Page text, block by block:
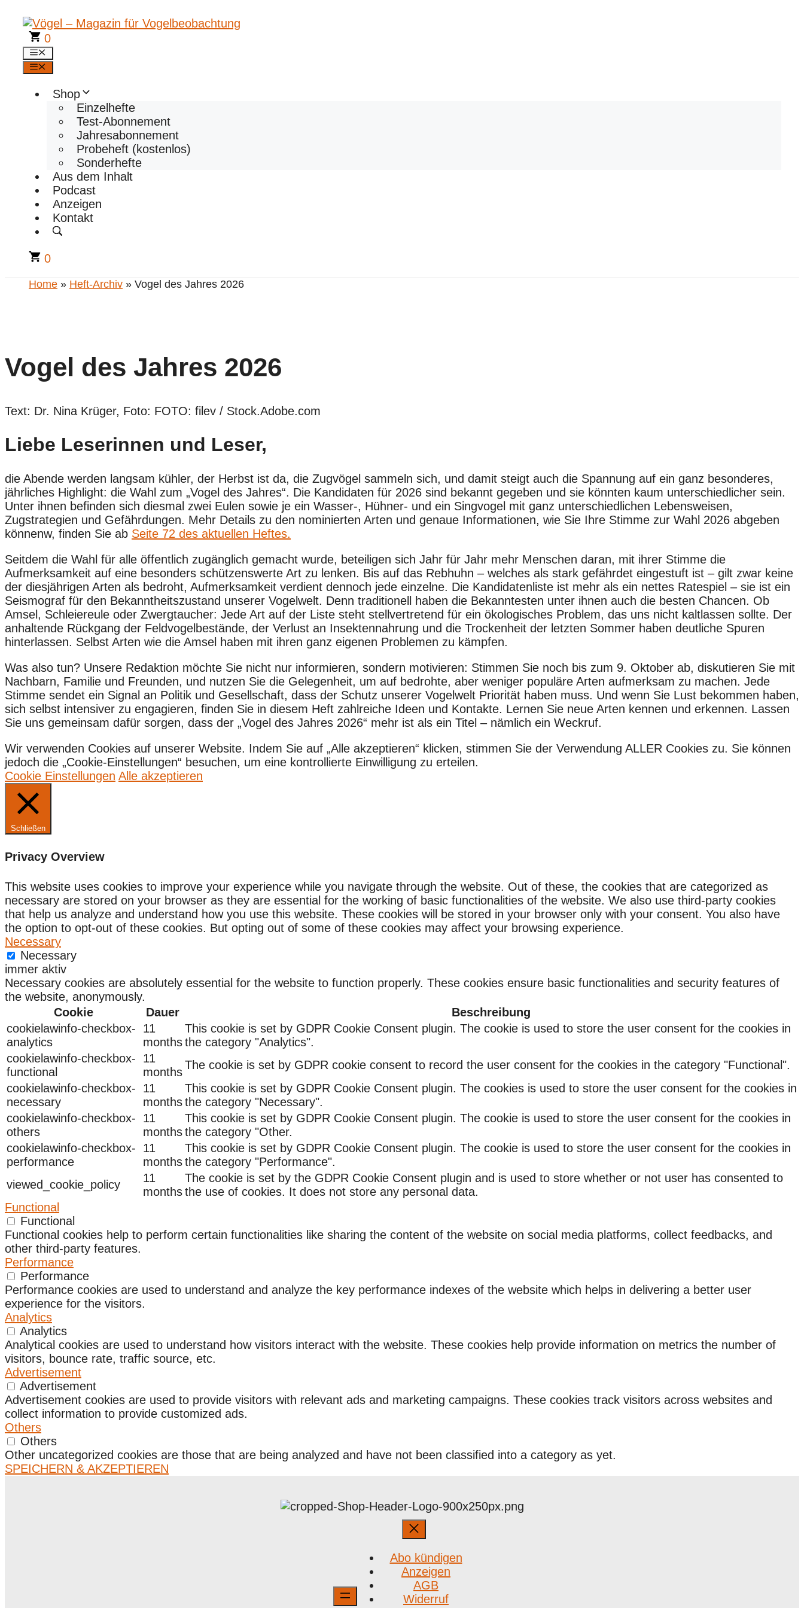
Inhalt
springen
0
Menü
Menü
Shop
Einzelhefte
Test-Abonnement
Jahresabonnement
Probeheft (kostenlos)
Sonderhefte
Aus dem Inhalt
Podcast
Anzeigen
Kontakt
0
Home » Heft-Archiv » Vogel des Jahres 2026
Vogel des Jahres 2026
Text: Dr. Nina Krüger, Foto: FOTO: filev / Stock.Adobe.com
Liebe Leserinnen und Leser,
die Abende werden langsam kühler, der Herbst ist da, die Zugvögel sammeln sich, und damit steigt auch die Spannung auf ein ganz besonderes,
jährliches Highlight: die Wahl zum „Vogel des Jahres“. Die Kandidaten für 2026 sind bekannt gegeben und sie könnten kaum unterschiedlicher sein.
Unter ihnen befinden sich diesmal zwei Eulen sowie je ein Wasser-, Hühner- und ein Singvogel mit ganz unterschiedlichen Lebensweisen,
Zugstrategien und Gefährdungen. Mehr Details zu den nominierten Arten und genaue Informationen, wie Sie Ihre Stimme zur Wahl 2026 abgeben
könnenw, finden Sie ab Seite 72 des aktuellen Heftes.
Seitdem die Wahl für alle öffentlich zugänglich gemacht wurde, beteiligen sich Jahr für Jahr mehr Menschen daran, mit ihrer Stimme die
Aufmerksamkeit auf eine besonders schützenswerte Art zu lenken. Bis auf das Rebhuhn – welches als stark gefährdet eingestuft ist – gilt zwar keine
der diesjährigen Arten als bedroht, Aufmerksamkeit verdient dennoch jede einzelne. Die Kandidatenliste ist mehr als ein nettes Ratespiel – sie ist ein
Seismograf für den Bekanntheitszustand unserer Vogelwelt. Denn traditionell haben die Bekanntesten unter ihnen auch die besten Chancen. Ob
Amsel, Schleiereule oder Zwergtaucher: Jede Art auf der Liste steht stellvertretend für ein ökologisches Problem, das uns nicht kaltlassen sollte. Der
anhaltende Rückgang der Feldvogelbestände, der Verlust an Insektennahrung und die Trockenheit der letzten Sommer haben deutliche Spuren
hinterlassen. Selbst Arten wie die Amsel haben mit ihren ganz eigenen Problemen zu kämpfen.
Was also tun? Unsere Redaktion möchte Sie nicht nur informieren, sondern motivieren: Stimmen Sie noch bis zum 9. Oktober ab, diskutieren Sie mit
Nachbarn, Familie und Freunden, und nutzen Sie die Gelegenheit, um auf bedrohte, aber weniger populäre Arten aufmerksam zu machen. Jede
Stimme sendet ein Signal an Politik und Gesellschaft, dass der Schutz unserer Vogelwelt Priorität haben muss. Und wenn Sie Lust bekommen haben,
sich selbst intensiver zu engagieren, finden Sie in diesem Heft zahlreiche Ideen und Kontakte. Lernen Sie neue Arten kennen und erkennen. Lassen
Sie uns gemeinsam dafür sorgen, dass der „Vogel des Jahres 2026“ mehr ist als ein Titel – nämlich ein Weckruf.
Wir verwenden Cookies auf unserer Website. Indem Sie auf „Alle akzeptieren“ klicken, stimmen Sie der Verwendung ALLER Cookies zu. Sie können
jedoch die „Cookie-Einstellungen“ besuchen, um eine kontrollierte Einwilligung zu erteilen.
Cookie Einstellungen Alle akzeptieren
Schließen
Privacy Overview
This website uses cookies to improve your experience while you navigate through the website. Out of these, the cookies that are categorized as
necessary are stored on your browser as they are essential for the working of basic functionalities of the website. We also use third-party cookies
that help us analyze and understand how you use this website. These cookies will be stored in your browser only with your consent. You also have
the option to opt-out of these cookies. But opting out of some of these cookies may affect your browsing experience.
Necessary
Necessary
immer aktiv
Necessary cookies are absolutely essential for the website to function properly. These cookies ensure basic functionalities and security features of
the website, anonymously.
Cookie
Dauer
Beschreibung
cookielawinfo-checkbox-
analytics
11
months
This cookie is set by GDPR Cookie Consent plugin. The cookie is used to store the user consent for the cookies in
the category "Analytics".
cookielawinfo-checkbox-
functional
11
months
The cookie is set by GDPR cookie consent to record the user consent for the cookies in the category "Functional".
cookielawinfo-checkbox-
necessary
11
months
This cookie is set by GDPR Cookie Consent plugin. The cookies is used to store the user consent for the cookies in
the category "Necessary".
cookielawinfo-checkbox-
others
11
months
This cookie is set by GDPR Cookie Consent plugin. The cookie is used to store the user consent for the cookies in
the category "Other.
cookielawinfo-checkbox-
performance
11
months
This cookie is set by GDPR Cookie Consent plugin. The cookie is used to store the user consent for the cookies in
the category "Performance".
viewed_cookie_policy
11
months
The cookie is set by the GDPR Cookie Consent plugin and is used to store whether or not user has consented to
the use of cookies. It does not store any personal data.
Functional
Functional
Functional cookies help to perform certain functionalities like sharing the content of the website on social media platforms, collect feedbacks, and
other third-party features.
Performance
Performance
Performance cookies are used to understand and analyze the key performance indexes of the website which helps in delivering a better user
experience for the visitors.
Analytics
Analytics
Analytical cookies are used to understand how visitors interact with the website. These cookies help provide information on metrics the number of
visitors, bounce rate, traffic source, etc.
Advertisement
Advertisement
Advertisement cookies are used to provide visitors with relevant ads and marketing campaigns. These cookies track visitors across websites and
collect information to provide customized ads.
Others
Others
Other uncategorized cookies are those that are being analyzed and have not been classified into a category as yet.
SPEICHERN & AKZEPTIEREN
Abo kündigen
Anzeigen
AGB
Widerruf